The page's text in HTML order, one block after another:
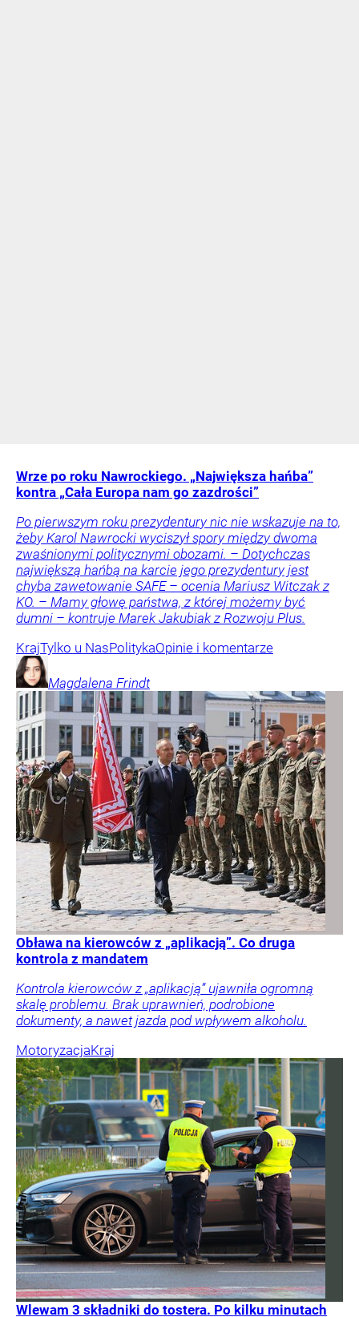
Wrze po roku Nawrockiego. „Największa hańba”
kontra „Cała Europa nam go zazdrości”
Po pierwszym roku prezydentury nic nie wskazuje na to,
żeby Karol Nawrocki wyciszył spory między dwoma
zwaśnionymi politycznymi obozami. – Dotychczas
największą hańbą na karcie jego prezydentury jest
chyba zawetowanie SAFE – ocenia Mariusz Witczak z
KO. – Mamy głowę państwa, z której możemy być
dumni – kontruje Marek Jakubiak z Rozwoju Plus.
KrajTylko u NasPolitykaOpinie i komentarze
Magdalena Frindt
Obława na kierowców z „aplikacją”. Co druga
kontrola z mandatem
Kontrola kierowców z „aplikacją” ujawniła ogromną
skalę problemu. Brak uprawnień, podrobione
dokumenty, a nawet jazda pod wpływem alkoholu.
MotoryzacjaKraj
Wlewam 3 składniki do tostera. Po kilku minutach